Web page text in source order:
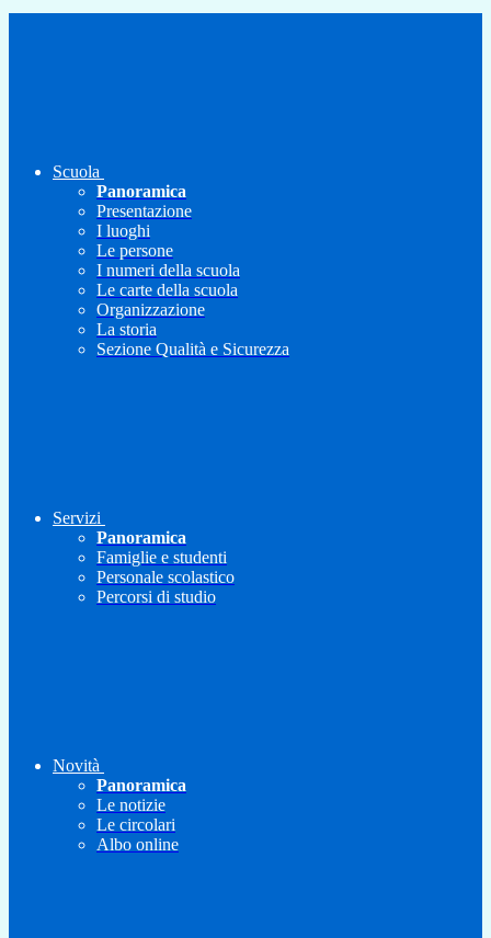
Scuola
Panoramica
Presentazione
I luoghi
Le persone
I numeri della scuola
Le carte della scuola
Organizzazione
La storia
Sezione Qualità e Sicurezza
Servizi
Panoramica
Famiglie e studenti
Personale scolastico
Percorsi di studio
Novità
Panoramica
Le notizie
Le circolari
Albo online